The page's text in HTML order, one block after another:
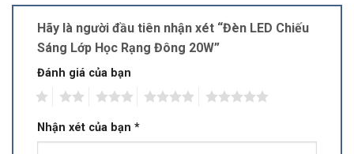
Hãy là người đầu tiên nhận xét “Đèn LED Chiếu
Sáng Lớp Học Rạng Đông 20W”
Đánh giá của bạn
Nhận xét của bạn *